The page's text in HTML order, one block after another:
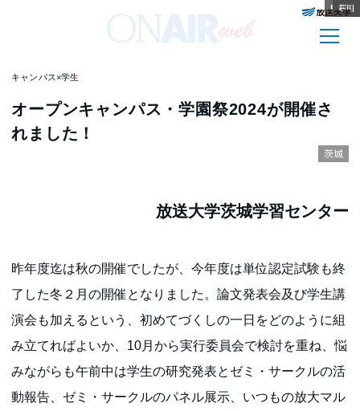
キャンパス×学生
オープンキャンパス・学園祭2024が開催さ
れました！
茨城
放送大学茨城学習センター
昨年度迄は秋の開催でしたが、今年度は単位認定試験も終
了した冬２月の開催となりました。論文発表会及び学生講
演会も加えるという、初めてづくしの一日をどのように組
み立てればよいか、10月から実行委員会で検討を重ね、悩
みながらも午前中は学生の研究発表とゼミ・サークルの活
動報告、ゼミ・サークルのパネル展示、いつもの放大マル
宮崎
和歌山
愛知
群馬
長崎
静岡
鹿児島
長崎
栃木
島根
秋田
石川